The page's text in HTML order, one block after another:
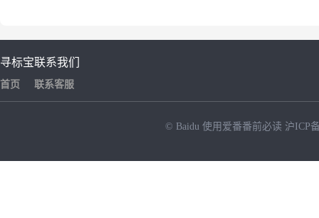
寻标宝
首页
联系我们
联系客服
© Baidu 使用爱番番前必读 沪ICP